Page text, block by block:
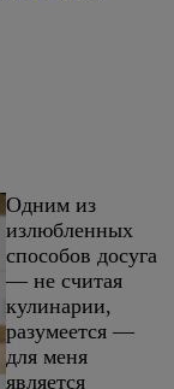
Одним из
излюбленных
способов досуга
— не считая
кулинарии,
разумеется —
для меня
является